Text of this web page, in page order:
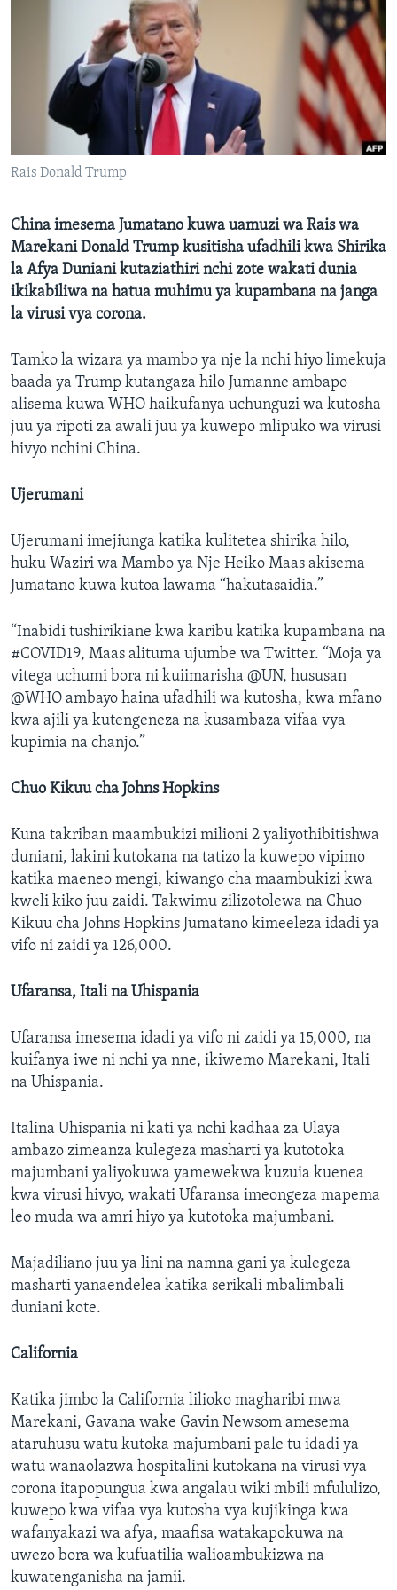
Rais Donald Trump
China imesema Jumatano kuwa uamuzi wa Rais wa
Marekani Donald Trump kusitisha ufadhili kwa Shirika
la Afya Duniani kutaziathiri nchi zote wakati dunia
ikikabiliwa na hatua muhimu ya kupambana na janga
la virusi vya corona.
Tamko la wizara ya mambo ya nje la nchi hiyo limekuja
baada ya Trump kutangaza hilo Jumanne ambapo
alisema kuwa WHO haikufanya uchunguzi wa kutosha
juu ya ripoti za awali juu ya kuwepo mlipuko wa virusi
hivyo nchini China.
Ujerumani
Ujerumani imejiunga katika kulitetea shirika hilo,
huku Waziri wa Mambo ya Nje Heiko Maas akisema
Jumatano kuwa kutoa lawama “hakutasaidia.”
“Inabidi tushirikiane kwa karibu katika kupambana na
#COVID19, Maas alituma ujumbe wa Twitter. “Moja ya
vitega uchumi bora ni kuiimarisha @UN, hususan
@WHO ambayo haina ufadhili wa kutosha, kwa mfano
kwa ajili ya kutengeneza na kusambaza vifaa vya
kupimia na chanjo.”
Chuo Kikuu cha Johns Hopkins
Kuna takriban maambukizi milioni 2 yaliyothibitishwa
duniani, lakini kutokana na tatizo la kuwepo vipimo
katika maeneo mengi, kiwango cha maambukizi kwa
kweli kiko juu zaidi. Takwimu zilizotolewa na Chuo
Kikuu cha Johns Hopkins Jumatano kimeeleza idadi ya
vifo ni zaidi ya 126,000.
Ufaransa, Itali na Uhispania
Ufaransa imesema idadi ya vifo ni zaidi ya 15,000, na
kuifanya iwe ni nchi ya nne, ikiwemo Marekani, Itali
na Uhispania.
Italina Uhispania ni kati ya nchi kadhaa za Ulaya
ambazo zimeanza kulegeza masharti ya kutotoka
majumbani yaliyokuwa yamewekwa kuzuia kuenea
kwa virusi hivyo, wakati Ufaransa imeongeza mapema
leo muda wa amri hiyo ya kutotoka majumbani.
Majadiliano juu ya lini na namna gani ya kulegeza
masharti yanaendelea katika serikali mbalimbali
duniani kote.
California
Katika jimbo la California lilioko magharibi mwa
Marekani, Gavana wake Gavin Newsom amesema
ataruhusu watu kutoka majumbani pale tu idadi ya
watu wanaolazwa hospitalini kutokana na virusi vya
corona itapopungua kwa angalau wiki mbili mfululizo,
kuwepo kwa vifaa vya kutosha vya kujikinga kwa
wafanyakazi wa afya, maafisa watakapokuwa na
uwezo bora wa kufuatilia walioambukizwa na
kuwatenganisha na jamii.